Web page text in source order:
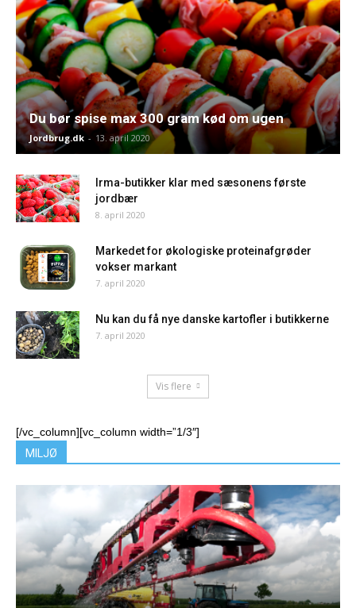
Du bør spise max 300 gram kød om ugen
Jordbrug.dk - 13. april 2020
Irma-butikker klar med sæsonens første
jordbær
8. april 2020
Markedet for økologiske proteinafgrøder
vokser markant
7. april 2020
Nu kan du få nye danske kartofler i butikkerne
7. april 2020
Vis flere
[/vc_column][vc_column width=”1/3″]
MILJØ